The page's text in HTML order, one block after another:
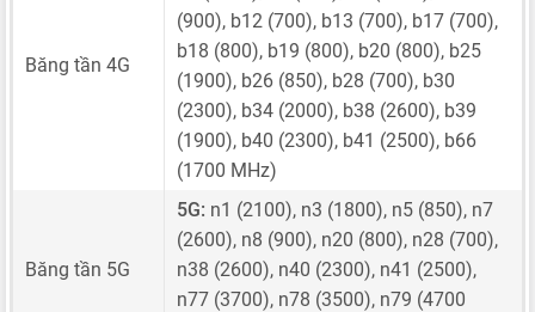
Băng tần 4G
(900), b12 (700), b13 (700), b17 (700),
b18 (800), b19 (800), b20 (800), b25
(1900), b26 (850), b28 (700), b30
(2300), b34 (2000), b38 (2600), b39
(1900), b40 (2300), b41 (2500), b66
(1700 MHz)
Băng tần 5G
5G: n1 (2100), n3 (1800), n5 (850), n7
(2600), n8 (900), n20 (800), n28 (700),
n38 (2600), n40 (2300), n41 (2500),
n77 (3700), n78 (3500), n79 (4700